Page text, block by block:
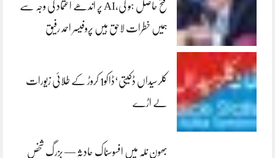
فتح حاصل ہو گی،AI پر اندھے اعتماد کی وجہ سے
ہمیں خطرات لاحق ہیں پروفیسر احمد رفیق
کلرسیداں ڈکیتی‘ڈاکو1 کروڑ کے طلائی زیورات
لے اڑے
بھون نلہ میں افسوسناک حادثہ — بزرگ شخص